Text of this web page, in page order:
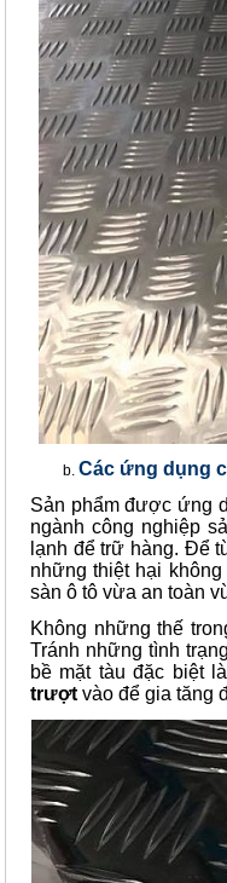
Các ứng dụng
Sản phẩm được ứng
ngành công nghiệp
lạnh để trữ hàng. Để
những thiệt hại
sàn ô tô vừa an toàn
Không những thế
Tránh những tình
bề mặt tàu đặc biệt
trượt vào để gia tăng